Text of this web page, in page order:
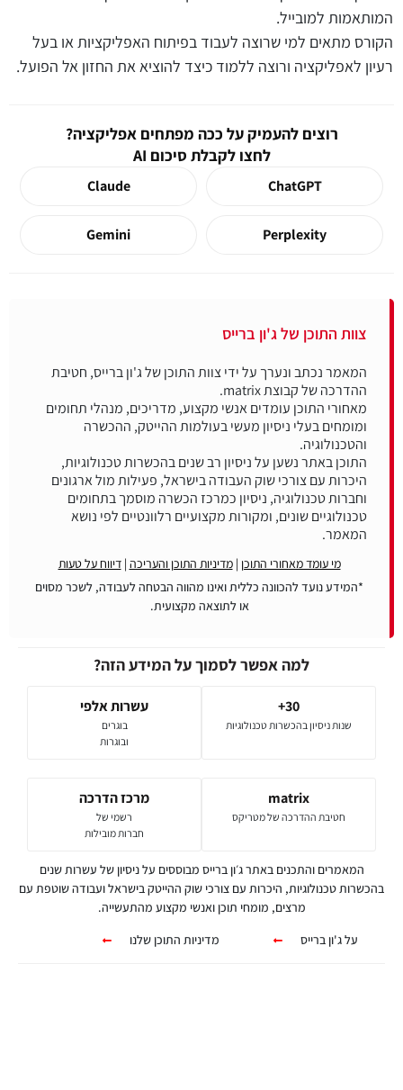
המותאמות למובייל.
הקורס מתאים למי שרוצה לעבוד בפיתוח האפליקציות או בעל
רעיון לאפליקציה ורוצה ללמוד כיצד להוציא את החזון אל הפועל.
רוצים להעמיק על ככה מפתחים אפליקציה?
לחצו לקבלת סיכום AI
ChatGPT
Claude
Perplexity
Gemini
צוות התוכן של ג'ון ברייס
המאמר נכתב ונערך על ידי צוות התוכן של ג'ון ברייס, חטיבת
מאחורי התוכן עומדים אנשי מקצוע, מדריכים, מנהלי תחומים
ומומחים בעלי ניסיון מעשי בעולמות ההייטק, ההכשרה
התוכן באתר נשען על ניסיון רב שנים בהכשרות טכנולוגיות,
היכרות עם צורכי שוק העבודה בישראל, פעילות מול ארגונים
וחברות טכנולוגיה, ניסיון כמרכז הכשרה מוסמך בתחומים
טכנולוגיים שונים, ומקורות מקצועיים רלוונטיים לפי נושא
המאמר.
מי עומד מאחורי התוכן |מדיניות התוכן והעריכה |דיווח על טעות
*המידע נועד להכוונה כללית ואינו מהווה הבטחה לעבודה, לשכר מסוים
או לתוצאה מקצועית.
למה אפשר לסמוך על המידע הזה?
30+
שנות ניסיון בהכשרות טכנולוגיות
עשרות אלפי
בוגרים
ובוגרות
matrix
חטיבת ההדרכה של מטריקס
מרכז הדרכה
רשמי של
חברות מובילות
המאמרים והתכנים באתר ג׳ון ברייס מבוססים על ניסיון של עשרות שנים
בהכשרות טכנולוגיות, היכרות עם צורכי שוק ההייטק בישראל ועבודה שוטפת עם
מרצים, מומחי תוכן ואנשי מקצוע מהתעשייה.
על ג'ון ברייס
מדיניות התוכן שלנו